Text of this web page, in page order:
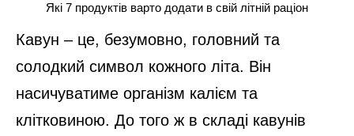
Які 7 продуктів варто додати в свій літній раціон
Кавун – це, безумовно, головний та
солодкий символ кожного літа. Він
насичуватиме організм калієм та
клітковиною. До того ж в складі кавунів